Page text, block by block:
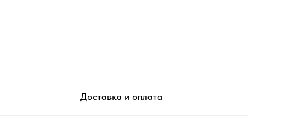
Доставка и оплата